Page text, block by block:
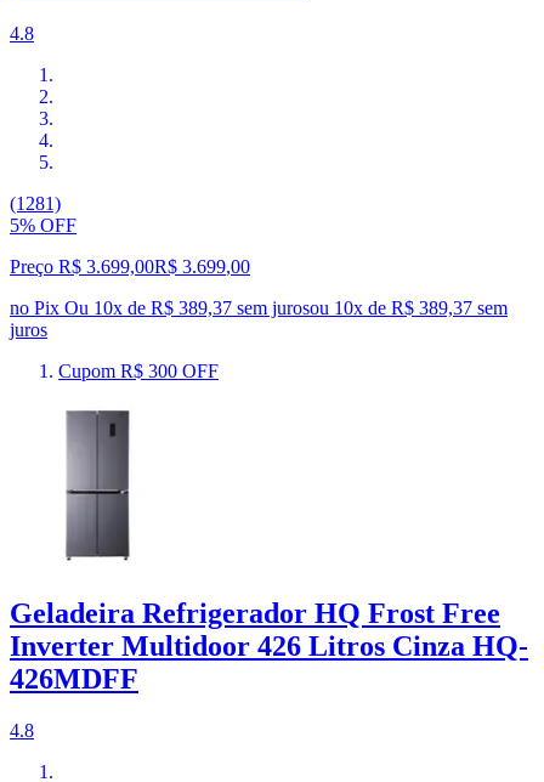
4.8
(1281)
5% OFF
Preço R$ 3.699,00R$ 3.699,00
no Pix Ou 10x de R$ 389,37 sem jurosou 10x de R$ 389,37 sem
juros
Cupom R$ 300 OFF
Geladeira Refrigerador HQ Frost Free
Inverter Multidoor 426 Litros Cinza HQ-
426MDFF
4.8